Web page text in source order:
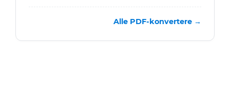
Alle PDF-konvertere →